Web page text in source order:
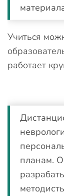
Учиться
работает
планам.